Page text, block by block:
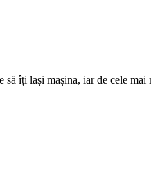
îți lași mașina, iar de cele mai